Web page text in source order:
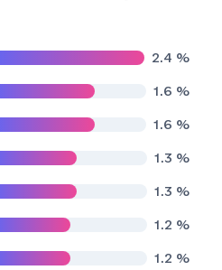
2.4 %
1.6 %
1.6 %
1.3 %
1.3 %
1.2 %
1.2 %